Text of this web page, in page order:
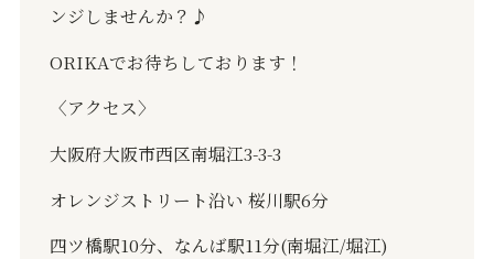
ンジしませんか？♪
ORIKAでお待ちしております！
〈アクセス〉
大阪府大阪市西区南堀江3-3-3
オレンジストリート沿い 桜川駅6分
四ツ橋駅10分、なんば駅11分(南堀江/堀江)